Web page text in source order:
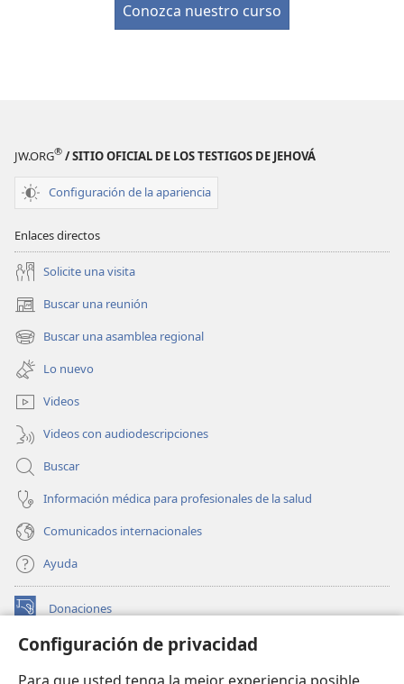
Configuración de privacidad
Conozca nuestro curso
JW.ORG® / SITIO OFICIAL DE LOS TESTIGOS DE JEHOVÁ
Configuración de la apariencia
Enlaces directos
Solicite una visita
Buscar una reunión
(abre
una
nueva
ventana)
Buscar una asamblea regional
(abre
una
nueva
ventana)
Lo nuevo
Videos
Videos con audiodescripciones
Buscar
Información médica para profesionales de la salud
Comunicados internacionales
Ayuda
Donaciones
(abre
nueva BIBLIOTECA EN LÍNEA Watchtower™